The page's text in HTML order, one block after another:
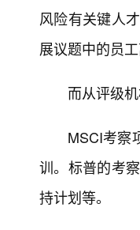
风险有关键人
展议题中的员
而从评级
MSCI考察
训。标普的考
持计划等。